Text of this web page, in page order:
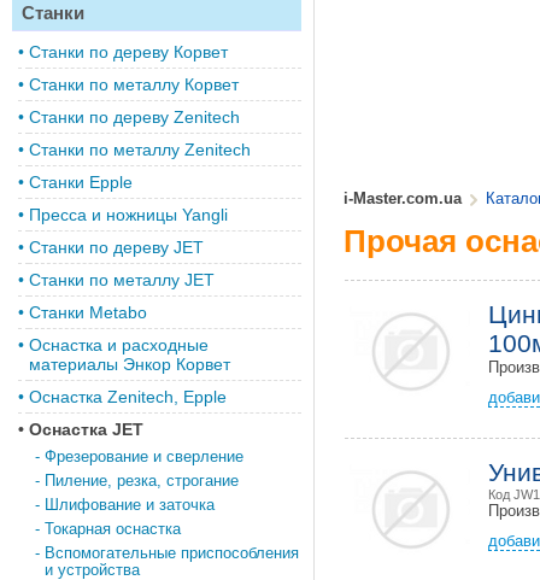
Станки
• Cтанки по дереву Корвет
• Станки по металлу Корвет
• Cтанки по дереву Zenitech
• Cтанки по металлу Zenitech
• Станки Epple
• Пресса и ножницы Yangli
• Станки по дереву JET
• Станки по металлу JET
• Станки Metabo
• Оснастка и расходные
материалы Энкор Корвет
• Оснастка Zenitech, Epple
• Оснастка JET
- Фрезерование и сверление
- Пиление, резка, строгание
- Шлифование и заточка
- Токарная оснастка
- Вспомогательные приспособления
и устройства
i-Master.com.ua
Прочая
Код